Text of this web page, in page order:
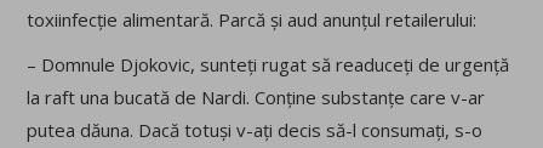
toxiinfecție alimentară. Parcă și aud anunțul retailerului:
– Domnule Djokovic, sunteți rugat să readuceți de urgență
la raft una bucată de Nardi. Conține substanțe care v-ar
putea dăuna. Dacă totuși v-ați decis să-l consumați, s-o